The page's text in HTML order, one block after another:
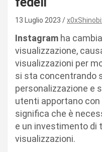
13 Luglio 2023
Instagram ha
visualizzazione,
visualizzazioni per
si sta concentrando
personalizzazione e
utenti apportano
significa che è
e un investimento di
visualizzazioni.